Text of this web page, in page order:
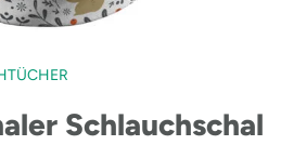
Schlauchschal